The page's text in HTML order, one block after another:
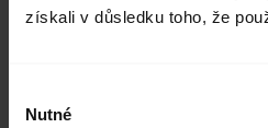
získali v důsledku toho, že
souhlasu
Nutné
Dokumenty k